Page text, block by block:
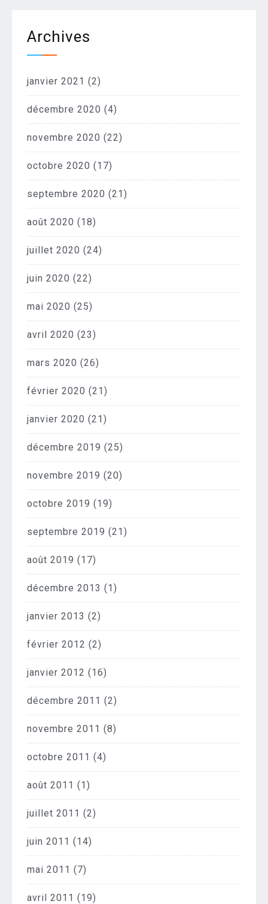
Archives
janvier 2021 (2)
décembre 2020 (4)
novembre 2020 (22)
octobre 2020 (17)
septembre 2020 (21)
août 2020 (18)
juillet 2020 (24)
juin 2020 (22)
mai 2020 (25)
avril 2020 (23)
mars 2020 (26)
février 2020 (21)
janvier 2020 (21)
décembre 2019 (25)
novembre 2019 (20)
octobre 2019 (19)
septembre 2019 (21)
août 2019 (17)
décembre 2013 (1)
janvier 2013 (2)
février 2012 (2)
janvier 2012 (16)
décembre 2011 (2)
novembre 2011 (8)
octobre 2011 (4)
août 2011 (1)
juillet 2011 (2)
juin 2011 (14)
mai 2011 (7)
avril 2011 (19)